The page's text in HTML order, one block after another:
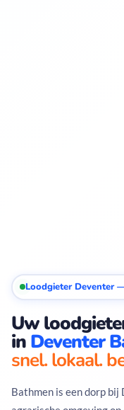
Loodgieter Deventer
Uw
in Deventer
snel. lokaal.
Bathmen is een dorp